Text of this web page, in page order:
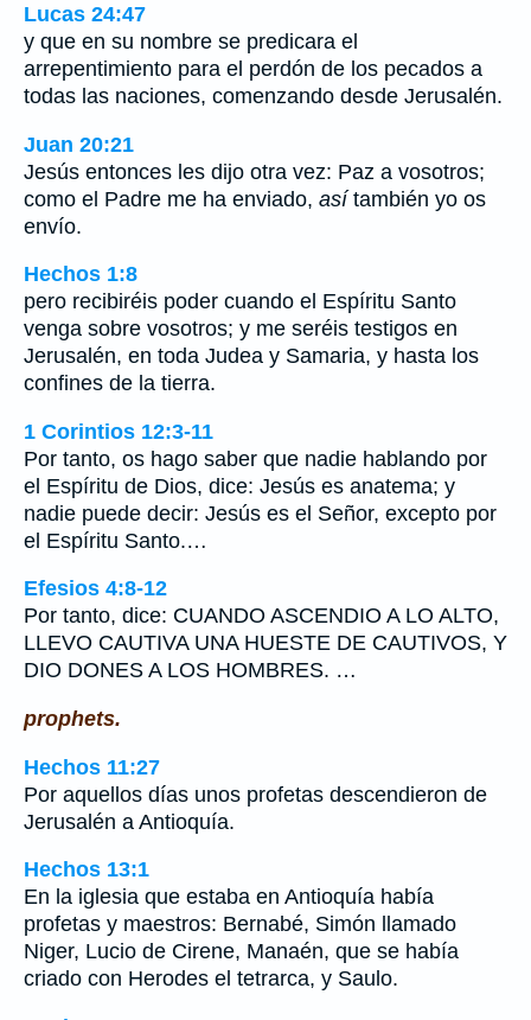
Lucas 24:47
y que en su nombre se predicara el
arrepentimiento para el perdón de los pecados a
todas las naciones, comenzando desde Jerusalén.
Juan 20:21
Jesús entonces les dijo otra vez: Paz a vosotros;
como el Padre me ha enviado, asítambién yo os
envío.
Hechos 1:8
pero recibiréis poder cuando el Espíritu Santo
venga sobre vosotros; y me seréis testigos en
Jerusalén, en toda Judea y Samaria, y hasta los
confines de la tierra.
1 Corintios 12:3-11
Por tanto, os hago saber que nadie hablando por
el Espíritu de Dios, dice: Jesús es anatema; y
nadie puede decir: Jesús es el Señor, excepto por
el Espíritu Santo.…
Efesios 4:8-12
Por tanto, dice: CUANDO ASCENDIO A LO ALTO,
LLEVO CAUTIVA UNA HUESTE DE CAUTIVOS, Y
DIO DONES A LOS HOMBRES. …
prophets.
Hechos 11:27
Por aquellos días unos profetas descendieron de
Jerusalén a Antioquía.
Hechos 13:1
En la iglesia que estaba en Antioquía había
profetas y maestros: Bernabé, Simón llamado
Niger, Lucio de Cirene, Manaén, que se había
criado con Herodes el tetrarca, y Saulo.